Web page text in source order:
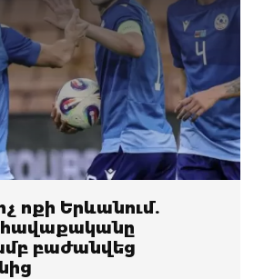
ոքի Երևանում.
բաժանվեց